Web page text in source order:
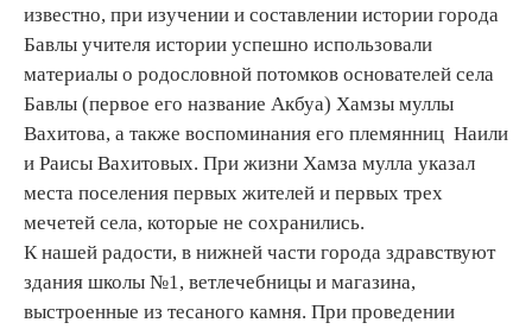
известно, при изучении и составлении истории города
Бавлы учителя истории успешно использовали
материалы о родословной потомков основателей села
Бавлы (первое его название Акбуа) Хамзы муллы
Вахитова, а также воспоминания его племянниц Наили
и Раисы Вахитовых. При жизни Хамза мулла указал
места поселения первых жителей и первых трех
мечетей села, которые не сохранились.
К нашей радости, в нижней части города здравствуют
здания школы №1, ветлечебницы и магазина,
выстроенные из тесаного камня. При проведении